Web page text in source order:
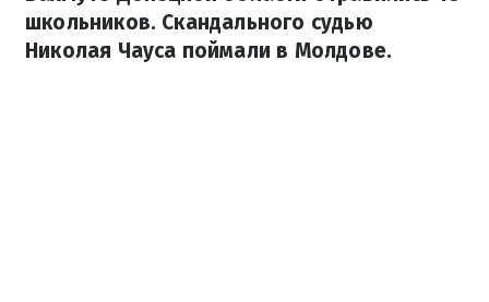
школьников. Скандального судью
Николая Чауса поймали в Молдове.